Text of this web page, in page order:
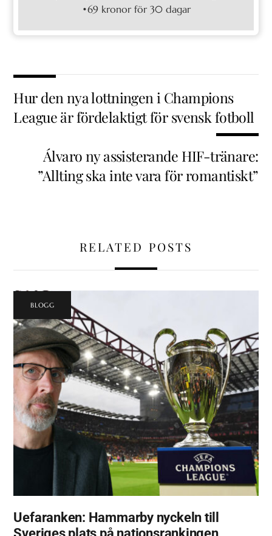
•69 kronor för 30 dagar
Hur den nya lottningen i Champions
League är fördelaktigt för svensk fotboll
Álvaro ny assisterande HIF-tränare:
”Allting ska inte vara för romantiskt”
RELATED POSTS
BLOGG
Uefaranken: Hammarby nyckeln till
Sveriges plats på nationsrankingen